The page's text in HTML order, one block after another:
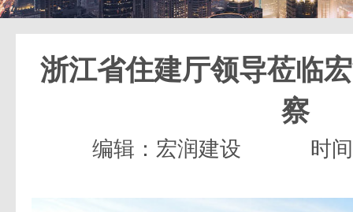
浙江省住建厅领导莅临
察
编辑：宏润建设 时